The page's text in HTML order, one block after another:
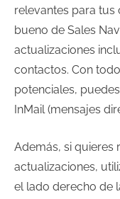
relevantes para tus
bueno de Sales
actualizaciones
contactos. Con
potenciales,
InMail (mensajes
Además, si quieres
actualizaciones,
el lado derecho de